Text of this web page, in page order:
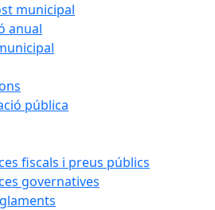
municipal
anual
pública
fiscals i preus públics
governatives